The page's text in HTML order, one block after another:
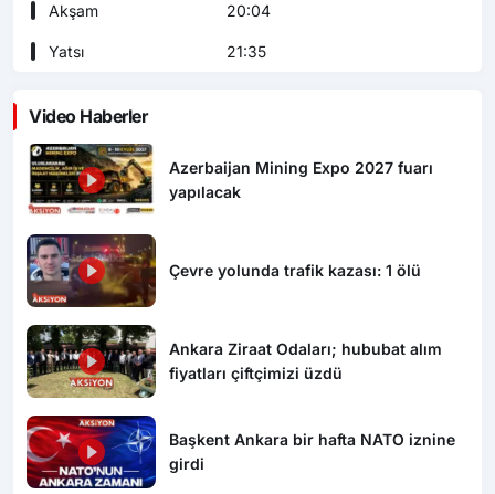
Akşam 20:04
Yatsı 21:35
Video Haberler
Azerbaijan Mining Expo 2027 fuarı
yapılacak
Çevre yolunda trafik kazası: 1 ölü
Ankara Ziraat Odaları; hububat alım
fiyatları çiftçimizi üzdü
Başkent Ankara bir hafta NATO iznine
girdi